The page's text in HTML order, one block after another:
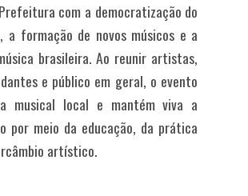
com a democratização do
a formação de novos músicos e a
brasileira. Ao reunir artistas,
e público em geral, o evento
musical local e mantém viva a
por meio da educação, da prática
artístico.